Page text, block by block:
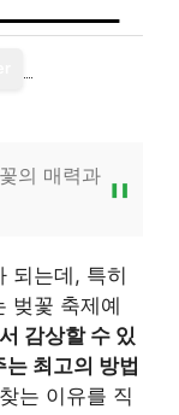
의 매력과
되는데, 특히
벚꽃 축제예
감상할 수 있
최고의 방법
는 이유를 직